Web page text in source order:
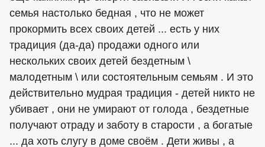
семья настолько бедная , что не может
прокормить всех своих детей ... есть у них
традиция (да-да) продажи одного или
нескольких своих детей бездетным \
малодетным \ или состоятельным семьям . И это
действительно мудрая традиция - детей никто не
убивает , они не умирают от голода , бездетные
получают отраду и заботу в старости , а богатые
... да хоть слугу в доме своём . Дети живы , а